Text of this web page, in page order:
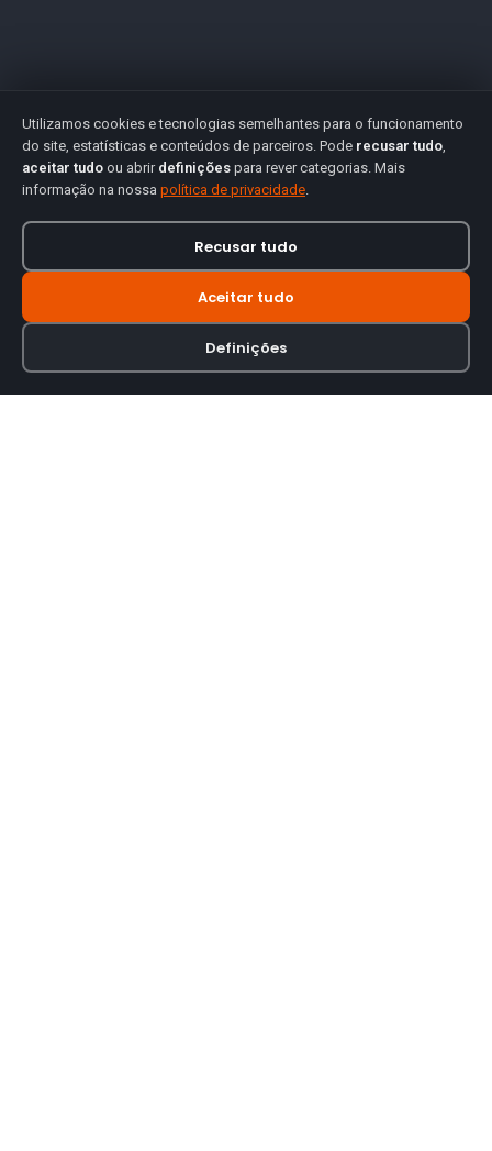
Utilizamos cookies e tecnologias semelhantes para o funcionamento
do site, estatísticas e conteúdos de parceiros. Pode recusar tudo,
aceitar tudo ou abrir definições para rever categorias. Mais
informação na nossa política de privacidade.
Recusar tudo
Aceitar tudo
Definições